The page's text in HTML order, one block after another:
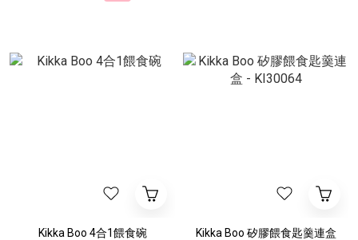
Kikka Boo 4合1餵食碗
Kikka Boo 矽膠餵食匙羹連盒